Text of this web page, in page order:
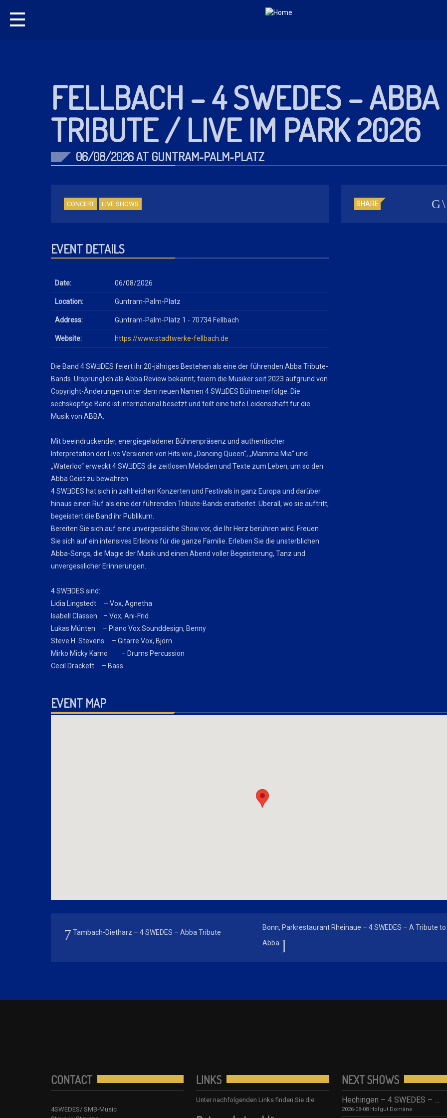
FELLBACH – 4 SWEDES – ABBA
TRIBUTE / LIVE IM PARK 2026
06/08/2026 AT GUNTRAM-PALM-PLATZ
CONCERT LIVE SHOWS
EVENT DETAILS
Date: 06/08/2026
Location: Guntram-Palm-Platz
Address: Guntram-Palm-Platz 1 - 70734 Fellbach
Website: https://www.stadtwerke-fellbach.de
Die Band 4 SWƎDES feiert ihr 20-jähriges Bestehen als eine der führenden Abba Tribute-
Bands. Ursprünglich als Abba Review bekannt, feiern die Musiker seit 2023 aufgrund von
Copyright-Änderungen unter dem neuen Namen 4 SWƎDES Bühnenerfolge. Die
sechsköpfige Band ist international besetzt und teilt eine tiefe Leidenschaft für die
Musik von ABBA.
Mit beeindruckender, energiegeladener Bühnenpräsenz und authentischer
Interpretation der Live Versionen von Hits wie „Dancing Queen“, „Mamma Mia“ und
„Waterloo“ erweckt 4 SWƎDES die zeitlosen Melodien und Texte zum Leben, um so den
Abba Geist zu bewahren.
4 SWƎDES hat sich in zahlreichen Konzerten und Festivals in ganz Europa und darüber
hinaus einen Ruf als eine der führenden Tribute-Bands erarbeitet. Überall, wo sie auftritt,
begeistert die Band ihr Publikum.
Bereiten Sie sich auf eine unvergessliche Show vor, die Ihr Herz berühren wird. Freuen
Sie sich auf ein intensives Erlebnis für die ganze Familie. Erleben Sie die unsterblichen
Abba-Songs, die Magie der Musik und einen Abend voller Begeisterung, Tanz und
unvergesslicher Erinnerungen.
4 SWƎDES sind:
Lidia Lingstedt – Vox, Agnetha
Isabell Classen – Vox, Ani-Frid
Lukas Münten – Piano Vox Sounddesign, Benny
Steve H. Stevens – Gitarre Vox, Björn
Mirko Micky Kamo – Drums Percussion
Cecil Drackett – Bass
SHARE
EVENT MAP
Tambach-Dietharz – 4 SWEDES – Abba Tribute
Bonn, Parkrestaurant Rheinaue – 4 SWEDES – A Tribute to
Abba
CONTACT
4SWEDES/ SMB-Music
LINKS
Unter nachfolgenden Links finden Sie die:
NEXT SHOWS
Hechingen – 4 SWEDES – Tribute to ABBA/ Hofgut Domäne
2026-08-08 Hofgut Domäne